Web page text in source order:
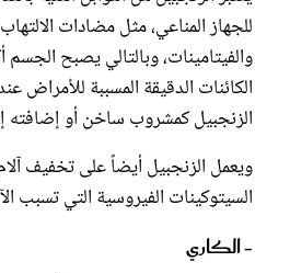
للجهاز المناعي، مثل مضادات
والفيتامينات، وبالتالي يصبح
الكائنات الدقيقة المسببة للأمراض
الزنجبيل كمشروب ساخن أو إضافته
ويعمل الزنجبيل أيضاً على تخفيف
السيتوكينات الفيروسية التي تسبب
- الكاري